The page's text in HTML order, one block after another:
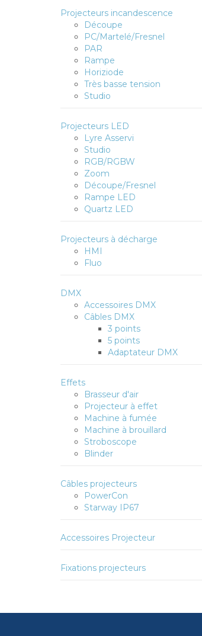
Projecteurs incandescence
Découpe
PC/Martelé/Fresnel
PAR
Rampe
Horiziode
Très basse tension
Studio
Projecteurs LED
Lyre Asservi
Studio
RGB/RGBW
Zoom
Découpe/Fresnel
Rampe LED
Quartz LED
Projecteurs à décharge
HMI
Fluo
DMX
Accessoires DMX
Câbles DMX
3 points
5 points
Adaptateur DMX
Effets
Brasseur d'air
Projecteur à effet
Machine à fumée
Machine à brouillard
Stroboscope
Blinder
Câbles projecteurs
PowerCon
Starway IP67
Accessoires Projecteur
Fixations projecteurs